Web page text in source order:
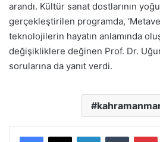
arandı. Kültür sanat dostlarının
gerçekleştirilen programda,
teknolojilerin hayatın anlamında
değişikliklere değinen Prof. Dr.
sorularına da yanıt verdi.
LinkedInTumblr